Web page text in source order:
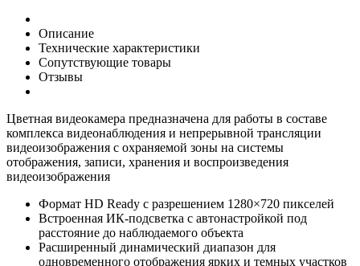
Описание
Технические характеристики
Сопутствующие товары
Отзывы
Цветная видеокамера предназначена для работы в составе
комплекса видеонаблюдения и непрерывной трансляции
видеоизображения с охраняемой зоны на системы
отображения, записи, хранения и воспроизведения
видеоизображения
Формат HD Ready с разрешением 1280×720 пикселей
Встроенная ИК-подсветка с автонастройкой под
расстояние до наблюдаемого объекта
Расширенный динамический диапазон для
одновременного отображения ярких и темных участков